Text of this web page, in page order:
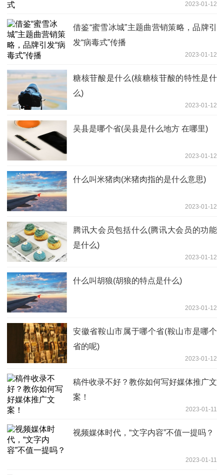
2023-01-12
借鉴“蜜雪冰城”主题曲营销策略，品牌引
发“病毒式”传播
2023-01-12
糖核苷酸是什么(核糖核苷酸的特性是什
么)
2023-01-12
吴县是哪个省(吴县是什么地方 在哪里)
2023-01-12
什么叫米猪肉(米猪肉指的是什么意思)
2023-01-12
腾讯大会员包括什么(腾讯大会员的功能
是什么)
2023-01-12
什么叫胡狼(胡狼的特点是什么)
2023-01-12
安徽省鞍山市属于哪个省(鞍山市是哪个
省的呢)
2023-01-12
稿件收录不好？教你如何写好媒体推广文
案！
2023-01-11
视频媒体时代，“文字内容”不值一提吗？
2023-01-11